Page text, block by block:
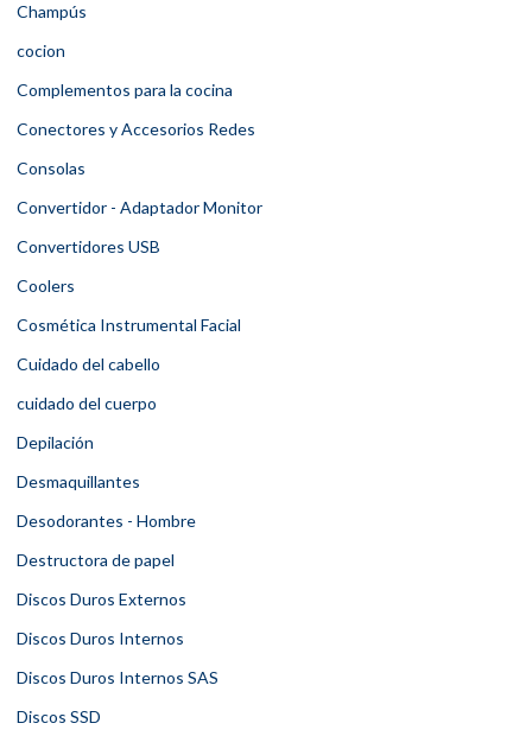
Champús
cocion
Complementos para la cocina
Conectores y Accesorios Redes
Consolas
Convertidor - Adaptador Monitor
Convertidores USB
Coolers
Cosmética Instrumental Facial
Cuidado del cabello
cuidado del cuerpo
Depilación
Desmaquillantes
Desodorantes - Hombre
Destructora de papel
Discos Duros Externos
Discos Duros Internos
Discos Duros Internos SAS
Discos SSD